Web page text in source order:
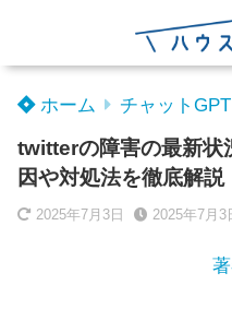
ホーム チャットGPT
twitterの障害の最新状
因や対処法を徹底解説
2025年7月3日 2025年7月3